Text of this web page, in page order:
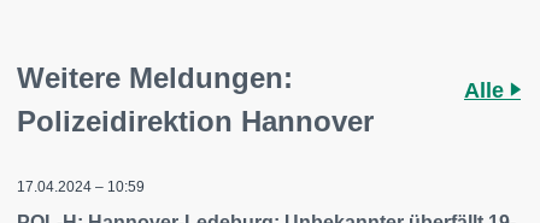
Weitere Meldungen:
Polizeidirektion Hannover
Alle
17.04.2024 – 10:59